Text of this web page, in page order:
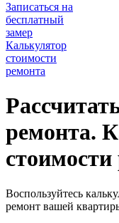
Записаться на
бесплатный
замер
Калькулятор
стоимости
ремонта
ремонта.
Воспользуйтесь
ремонт вашей